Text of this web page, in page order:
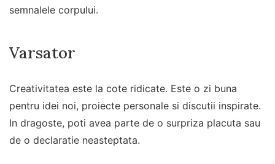
semnalele corpului.
Varsator
Creativitatea este la cote ridicate. Este o zi buna
pentru idei noi, proiecte personale si discutii inspirate.
In dragoste, poti avea parte de o surpriza placuta sau
de o declaratie neasteptata.